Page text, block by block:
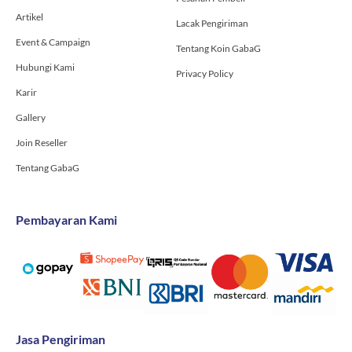
Artikel
Event & Campaign
Hubungi Kami
Karir
Gallery
Join Reseller
Tentang GabaG
Lacak Pengiriman
Tentang Koin GabaG
Privacy Policy
Pembayaran Kami
Jasa Pengiriman